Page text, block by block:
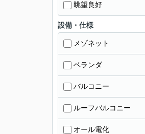
眺望良好
設備・仕様
メゾネット
ベランダ
バルコニー
ルーフバルコニー
オール電化